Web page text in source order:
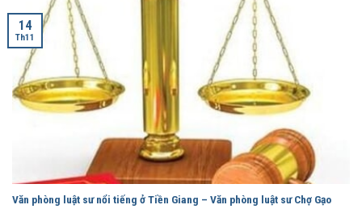
Văn phòng luật sư nổi tiếng ở Tiền Giang – Văn phòng luật sư Chợ Gạo
14
Th11